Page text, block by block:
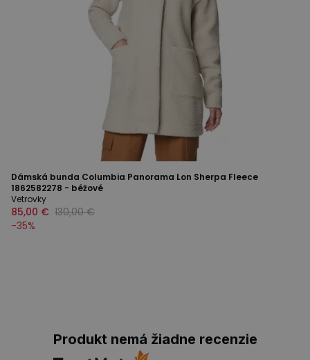
Dámská bunda Columbia Panorama Lon Sherpa Fleece
1862582278 - béžové
Vetrovky
85,00 € 130,00 €
-35%
Produkt nemá žiadne recenzie